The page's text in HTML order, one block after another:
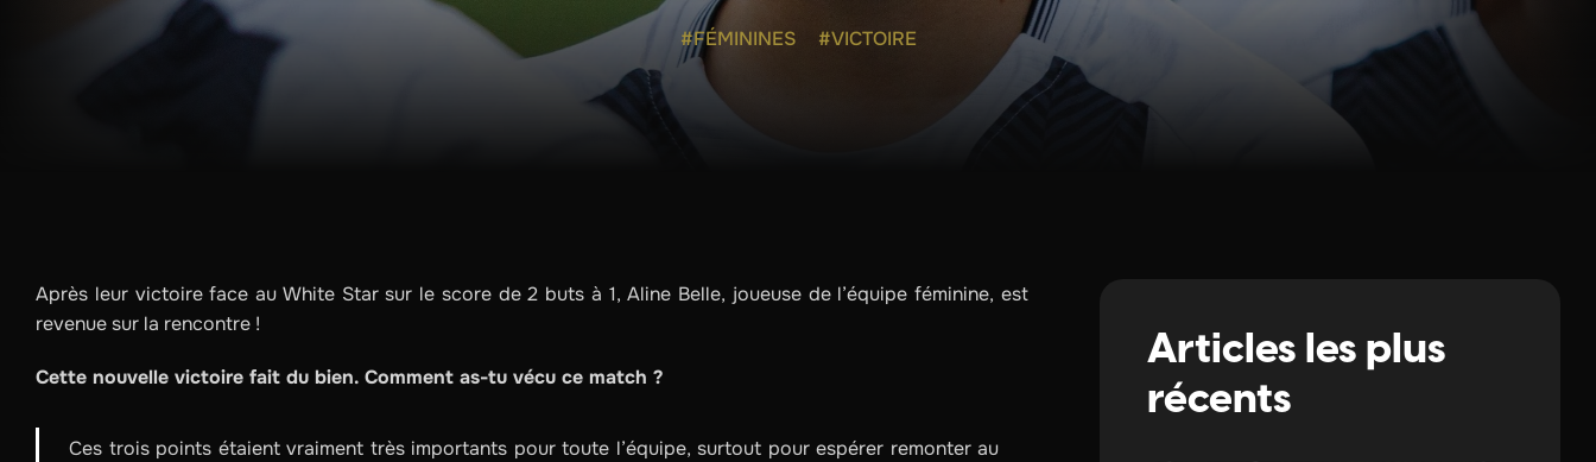
#FÉMININES #VICTOIRE
Après leur victoire face au White Star sur le score de 2 buts à 1, Aline Belle, joueuse de l’équipe féminine, est
revenue sur la rencontre !
Cette nouvelle victoire fait du bien. Comment as-tu vécu ce match ?
Ces trois points étaient vraiment très importants pour toute l’équipe, surtout pour espérer remonter au
Articles les plus
récents